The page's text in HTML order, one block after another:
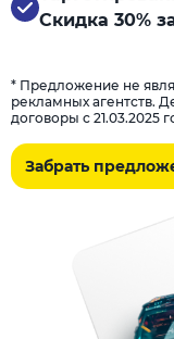
Скидка 30%
* Предложение не
рекламных агентств.
договоры с 21.03.2025
Забрать